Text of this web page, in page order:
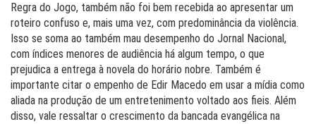
Regra do Jogo, também não foi bem recebida ao apresentar um
roteiro confuso e, mais uma vez, com predominância da violência.
Isso se soma ao também mau desempenho do Jornal Nacional,
com índices menores de audiência há algum tempo, o que
prejudica a entrega à novela do horário nobre. Também é
importante citar o empenho de Edir Macedo em usar a mídia como
aliada na produção de um entretenimento voltado aos fieis. Além
disso, vale ressaltar o crescimento da bancada evangélica na